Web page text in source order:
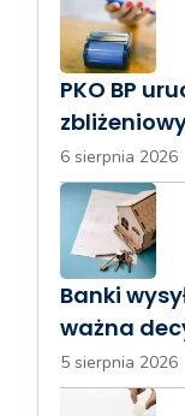
PKO BP
6 sierpnia 2026
Banki
ważna
5 sierpnia 2026